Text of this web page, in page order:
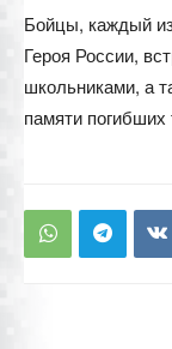
Бойцы, каждый
Героя России,
школьниками, а
памяти